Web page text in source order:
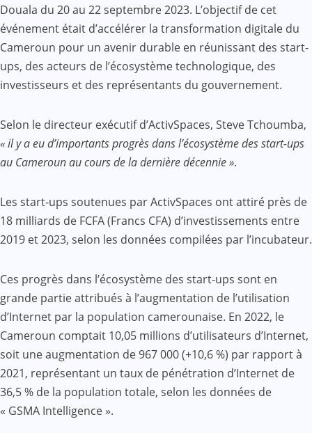
Douala du 20 au 22 septembre 2023. L’objectif de cet
événement était d’accélérer la transformation digitale du
Cameroun pour un avenir durable en réunissant des start-
ups, des acteurs de l’écosystème technologique, des
investisseurs et des représentants du gouvernement.
Selon le directeur exécutif d’ActivSpaces, Steve Tchoumba,
« il y a eu d’importants progrès dans l’écosystème des start-ups
au Cameroun au cours de la dernière décennie ».
Les start-ups soutenues par ActivSpaces ont attiré près de
18 milliards de FCFA (Francs CFA) d’investissements entre
2019 et 2023, selon les données compilées par l’incubateur.
Ces progrès dans l’écosystème des start-ups sont en
grande partie attribués à l’augmentation de l’utilisation
d’Internet par la population camerounaise. En 2022, le
Cameroun comptait 10,05 millions d’utilisateurs d’Internet,
soit une augmentation de 967 000 (+10,6 %) par rapport à
2021, représentant un taux de pénétration d’Internet de
36,5 % de la population totale, selon les données de
« GSMA Intelligence ».